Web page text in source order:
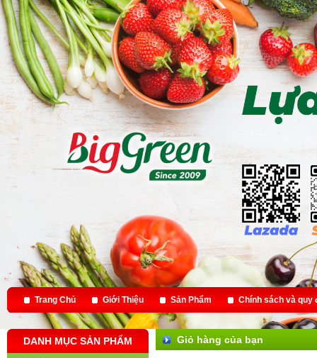
Trang Chủ Giới Thiệu Sản Phẩm Chính sách và quy
DANH MỤC SẢN PHẨM Giỏ hàng của bạn